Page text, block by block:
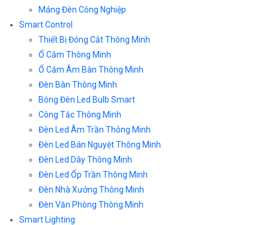
Máng Đèn Công Nghiệp
Smart Control
Thiết Bị Đóng Cắt Thông Minh
Ổ Cắm Thông Minh
Ổ Cắm Âm Bàn Thông Minh
Đèn Bàn Thông Minh
Bóng Đèn Led Bulb Smart
Công Tắc Thông Minh
Đèn Led Âm Trần Thông Minh
Đèn Led Bán Nguyệt Thông Minh
Đèn Led Dây Thông Minh
Đèn Led Ốp Trần Thông Minh
Đèn Nhà Xưởng Thông Minh
Đèn Văn Phòng Thông Minh
Smart Lighting